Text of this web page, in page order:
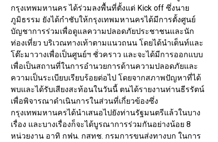
กรุงเทพมหานคร ได้ร่วมลงพื้นที่ตั้งแต่ Kick off ซึ่งนาย
ภูมิธรรม ยังได้กำชับให้กรุงเทพมหานครได้มีการตั้งศูนย์
บัญชาการร่วมเพื่อดูแลความปลอดภัยประชาชนและนัก
ท่องเที่ยว บริเวณทางเท้าตามแนวถนน โดยได้นำเต็นท์และ
โต๊ะมาวางเพื่อเป็นศูนย์ฯ ชั่วคราว และจะได้มีการออกแบบ
เพื่อเป็นสถานที่ในการอำนวยการด้านความปลอดภัยและ
ความเป็นระเบียบเรียบร้อยต่อไป โดยจากสภาพปัญหาที่ได้
พบและได้รับเสียงสะท้อนในวันนี้ ตนได้รายงานท่านธีรรัตน์
เพื่อพิจารณาดำเนินการในส่วนที่เกี่ยวข้องซึ่ง
กรุงเทพมหานครได้นำเสนอไปยังท่านรัฐมนตรีแล้วในบาง
เรื่อง และบางเรื่องก็จะได้บูรณาการร่วมกันอย่างน้อย 8
หน่วยงาน อาทิ กฟน. กสทช. กรมการขนส่งทางบก ในการ